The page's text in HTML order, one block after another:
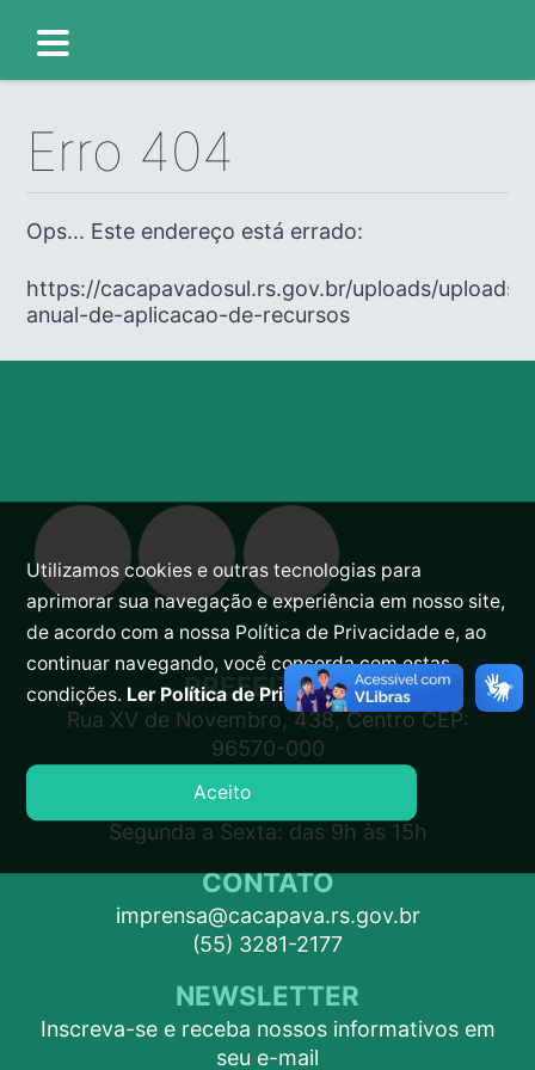
Erro 404
Ops... Este endereço está errado:
https://cacapavadosul.rs.gov.br/uploads/
anual-de-aplicacao-de-recursos
PREFEITURA
Rua XV de Novembro, 438, Centro CEP:
96570-000
ATENDIMENTO
Segunda a Sexta: das 9h às 15h
CONTATO
imprensa@cacapava.rs.gov.br
(55) 3281-2177
NEWSLETTER
Inscreva-se e receba nossos informativos em
seu e-mail
Utilizamos cookies e outras tecnologias para
aprimorar sua navegação e experiência em nosso site,
de acordo com a nossa Política de Privacidade e, ao
continuar navegando, você concorda com estas
condições. Ler Política de Privacidade.
Aceito